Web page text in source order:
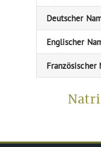
Deutscher
Englischer
Französischer